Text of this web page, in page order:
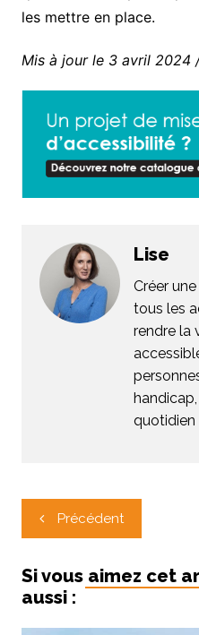
les mettre en place.
Mis à jour le 3 avril 2024
Lise
Créer
tous les
rendre la
handicap,
quotidien
Navigation
de
l’article
Précédent
Si vous aimez cet
aussi :